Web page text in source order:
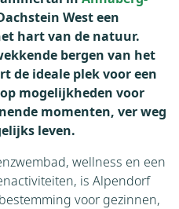
West een
hart van de natuur.
bergen van het
de ideale plek voor een
mogelijkheden voor
momenten, ver weg
leven.
wellness en een
is Alpendorf
voor gezinnen,